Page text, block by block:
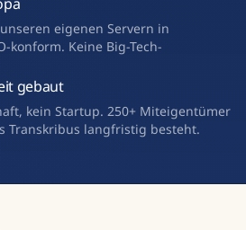
eigenen Servern in
konform. Keine Big-Tech-
gebaut
kein Startup. 250+ Miteigentümer
Transkribus langfristig besteht.